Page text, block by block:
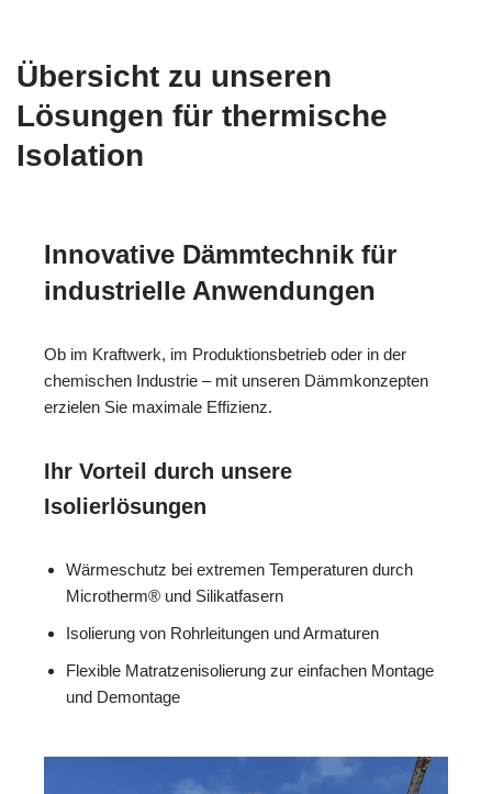
Übersicht zu unseren
Lösungen für thermische
Isolation
Innovative Dämmtechnik für
industrielle Anwendungen
Ob im Kraftwerk, im Produktionsbetrieb oder in der
chemischen Industrie – mit unseren Dämmkonzepten
erzielen Sie maximale Effizienz.
Ihr Vorteil durch unsere
Isolierlösungen
Wärmeschutz bei extremen Temperaturen durch
Microtherm® und Silikatfasern
Isolierung von Rohrleitungen und Armaturen
Flexible Matratzenisolierung zur einfachen Montage
und Demontage